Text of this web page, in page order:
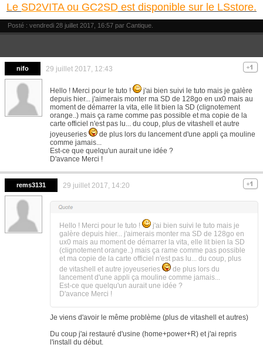
Le SD2VITA ou GC2SD est disponible sur le LSstore.
Posté : vendredi 28 juillet 2017, 16:57 par Cantique
nifo 29 juillet 2017, 12:43
Hello ! Merci pour le tuto !
j'ai bien suivi le tuto mais je galère
depuis hier... j'aimerais monter ma SD de 128go en ux0 mais au
moment de démarrer la vita, elle lit bien la SD (clignotement
orange..) mais ça rame comme pas possible et ma copie de la
carte officiel n'est pas lu... du coup, plus de vitashell et autre
joyeuseries
de plus lors du lancement d'une appli ça mouline
comme jamais...
Est-ce que quelqu'un aurait une idée ?
D'avance Merci !
rems3131 29 juillet 2017, 14:20
Hello ! Merci pour le tuto !
j'ai bien suivi le tuto mais je
galère depuis hier... j'aimerais monter ma SD de 128go en
ux0 mais au moment de démarrer la vita, elle lit bien la SD
(clignotement orange..) mais ça rame comme pas possible
et ma copie de la carte officiel n'est pas lu... du coup, plus
de vitashell et autre joyeuseries
de plus lors du
lancement d'une appli ça mouline comme jamais...
Est-ce que quelqu'un aurait une idée ?
D'avance Merci !
Je viens d'avoir le même problème (plus de vitashell et autres)
Du coup j'ai restauré d'usine (home+power+R) et j'ai repris
l'install du début.